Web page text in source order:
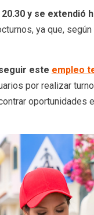
y se extendió
ya que, según
este empleo
por realizar
oportunidades